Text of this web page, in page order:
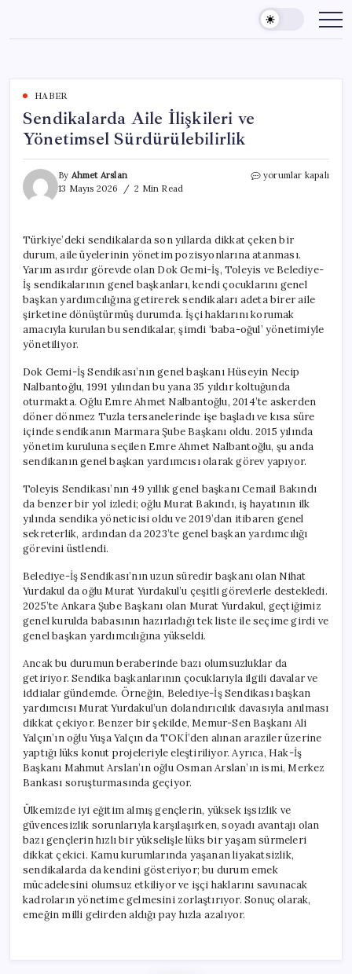
content
HABER
Sendikalarda Aile İlişkileri ve
Yönetimsel Sürdürülebilirlik
By Ahmet Arslan
13 Mayıs 2026
2 Min Read
Sendikalarda
Sürdürülebilirlik
için
yorumlar kapalı
Türkiye’deki sendikalarda son yıllarda dikkat çeken bir
durum, aile üyelerinin yönetim pozisyonlarına atanması.
Yarım asırdır görevde olan Dok Gemi-İş, Toleyis ve Belediye-
İş sendikalarının genel başkanları, kendi çocuklarını genel
başkan yardımcılığına getirerek sendikaları adeta birer aile
şirketine dönüştürmüş durumda. İşçi haklarını korumak
amacıyla kurulan bu sendikalar, şimdi ‘baba-oğul’ yönetimiyle
yönetiliyor.
Dok Gemi-İş Sendikası’nın genel başkanı Hüseyin Necip
Nalbantoğlu, 1991 yılından bu yana 35 yıldır koltuğunda
oturmakta. Oğlu Emre Ahmet Nalbantoğlu, 2014’te askerden
döner dönmez Tuzla tersanelerinde işe başladı ve kısa süre
içinde sendikanın Marmara Şube Başkanı oldu. 2015 yılında
yönetim kuruluna seçilen Emre Ahmet Nalbantoğlu, şu anda
sendikanın genel başkan yardımcısı olarak görev yapıyor.
Toleyis Sendikası’nın 49 yıllık genel başkanı Cemail Bakındı
da benzer bir yol izledi; oğlu Murat Bakındı, iş hayatının ilk
yılında sendika yöneticisi oldu ve 2019’dan itibaren genel
sekreterlik, ardından da 2023’te genel başkan yardımcılığı
görevini üstlendi.
Belediye-İş Sendikası’nın uzun süredir başkanı olan Nihat
Yurdakul da oğlu Murat Yurdakul’u çeşitli görevlerle destekledi.
2025’te Ankara Şube Başkanı olan Murat Yurdakul, geçtiğimiz
genel kurulda babasının hazırladığı tek liste ile seçime girdi ve
genel başkan yardımcılığına yükseldi.
Ancak bu durumun beraberinde bazı olumsuzluklar da
getiriyor. Sendika başkanlarının çocuklarıyla ilgili davalar ve
iddialar gündemde. Örneğin, Belediye-İş Sendikası başkan
yardımcısı Murat Yurdakul’un dolandırıcılık davasıyla anılması
dikkat çekiyor. Benzer bir şekilde, Memur-Sen Başkanı Ali
Yalçın’ın oğlu Yuşa Yalçın da TOKİ’den alınan araziler üzerine
yaptığı lüks konut projeleriyle eleştiriliyor. Ayrıca, Hak-İş
Başkanı Mahmut Arslan’ın oğlu Osman Arslan’ın ismi, Merkez
Bankası soruşturmasında geçiyor.
Ülkemizde iyi eğitim almış gençlerin, yüksek işsizlik ve
güvencesizlik sorunlarıyla karşılaşırken, soyadı avantajı olan
bazı gençlerin hızlı bir yükselişle lüks bir yaşam sürmeleri
dikkat çekici. Kamu kurumlarında yaşanan liyakatsizlik,
sendikalarda da kendini gösteriyor; bu durum emek
mücadelesini olumsuz etkiliyor ve işçi haklarını savunacak
kadroların yönetime gelmesini zorlaştırıyor. Sonuç olarak,
emeğin milli gelirden aldığı pay hızla azalıyor.